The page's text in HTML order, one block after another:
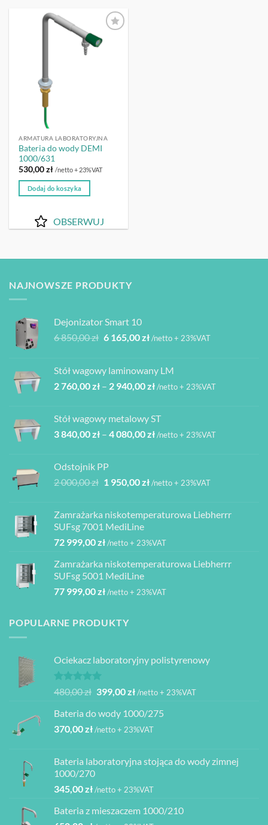
OBSERWUJ
ARMATURA LABORATORYJNA
Bateria do wody DEMI
1000/631
530,00zł /netto + 23%VAT
Dodaj do koszyka
OBSERWUJ
NAJNOWSZE PRODUKTY
Dejonizator Smart 10
6 850,00zł Pierwotna
6
850,00 zł.
6 165,00złAktualna
6
165,00 zł.
/netto + 23%VAT
Stół wagowy laminowany LM
2 760,00zł – 2 940,00złZakres
2
760,00 zł
/netto + 23%VAT
Stół wagowy metalowy ST
3 840,00zł – 4 080,00złZakres
840,00 zł
080,00 zł
/netto + 23%VAT
Odstojnik PP
2 000,00zł Pierwotna
2
000,00 zł.
1 950,00złAktualna
1
/netto + 23%VAT
Zamrażarka niskotemperaturowa Liebherrr
SUFsg 7001 MediLine
72 999,00zł/netto + 23%VAT
Zamrażarka niskotemperaturowa Liebherrr
SUFsg 5001 MediLine
77 999,00zł/netto + 23%VAT
POPULARNE PRODUKTY
Ociekacz laboratoryjny polistyrenowy
Oceniono
na 5
480,00zł Pierwotna
wynosiła:
480,00 zł.
399,00złAktualna
wynosi:
399,00 zł.
/netto + 23%VAT
Bateria do wody 1000/275
370,00zł/netto + 23%VAT
Bateria laboratoryjna stojąca do wody zimnej
1000/270
345,00zł/netto + 23%VAT
Bateria z mieszaczem 1000/210